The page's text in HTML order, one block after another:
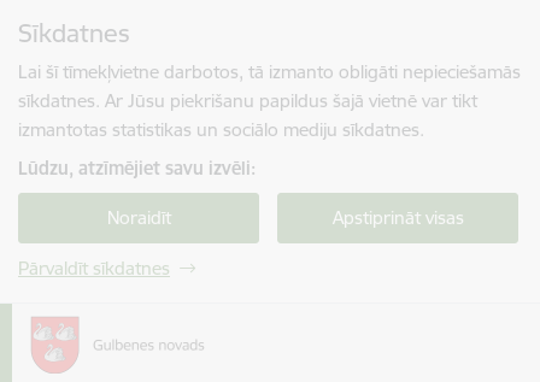
Sīkdatnes
Lai šī tīmekļvietne darbotos, tā izmanto obligāti nepieciešamās
sīkdatnes. Ar Jūsu piekrišanu papildus šajā vietnē var tikt
izmantotas statistikas un sociālo mediju sīkdatnes.
Lūdzu, atzīmējiet savu izvēli:
Noraidīt Apstiprināt visas
Pārvaldīt sīkdatnes